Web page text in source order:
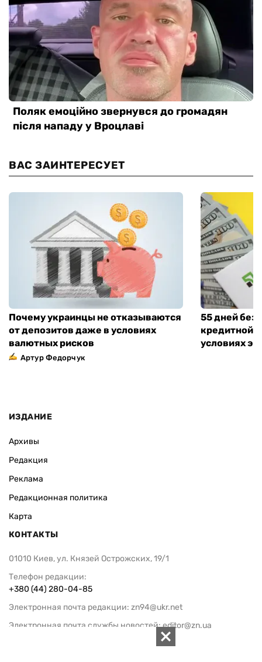
ВАС ЗАИНТЕРЕСУЕТ
Почему украинцы не отказываются
от депозитов даже в условиях
валютных рисков
Артур Федорчук
55 дней без
кредитной
условиях
ИЗДАНИЕ
Архивы
Редакция
Реклама
Редакционная политика
Карта
КОНТАКТЫ
01010 Киев, ул. Князей Острожских, 19/1
Телефон редакции:
+380 (44) 280-04-85
Электронная почта редакции: zn94@ukr.net
Электронная почта службы новостей:editor@zn.ua